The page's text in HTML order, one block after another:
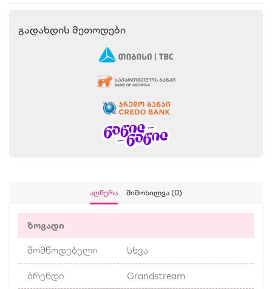
Გადახდის Მეთოდები
Აღწერა Მიმოხილვა (0)
ზოგადი
მომწოდებელი სხვა
ბრენდი Grandstream